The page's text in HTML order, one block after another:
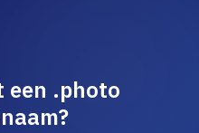
een .photo